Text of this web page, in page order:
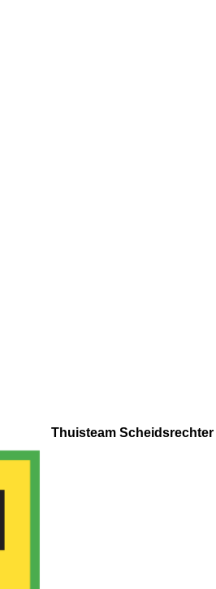
Thuisteam Scheidsrechter